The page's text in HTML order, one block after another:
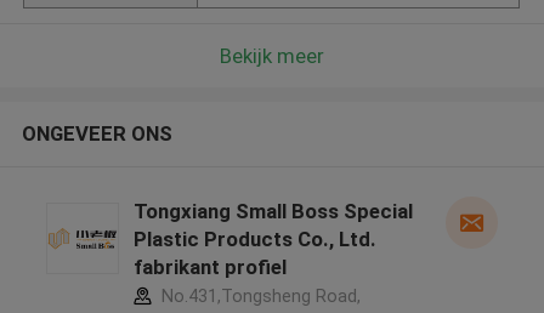
Bekijk meer
ONGEVEER ONS
Tongxiang Small Boss Special
Plastic Products Co., Ltd.
fabrikant profiel
No.431,Tongsheng Road,